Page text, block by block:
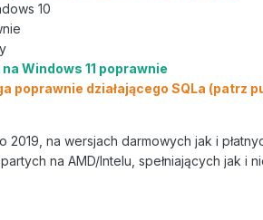
10
Windows 11 poprawnie
poprawnie działającego SQLa (patrz
na wersjach darmowych jak i
na AMD/Intelu, spełniających jak i